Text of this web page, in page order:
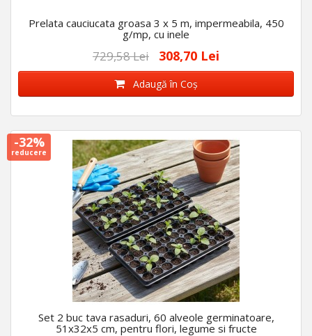
Prelata cauciucata groasa 3 x 5 m, impermeabila, 450
g/mp, cu inele
729,58 Lei 308,70 Lei
Adaugă în Coş
-32%
reducere
Set 2 buc tava rasaduri, 60 alveole germinatoare,
51x32x5 cm, pentru flori, legume si fructe